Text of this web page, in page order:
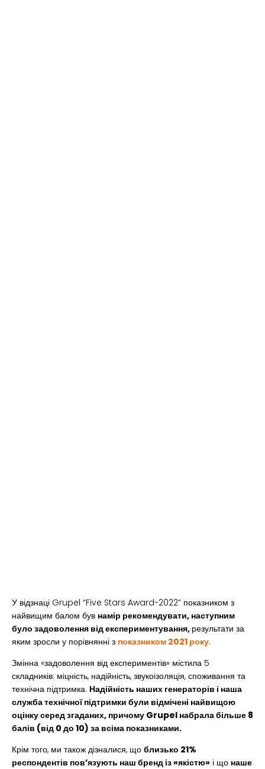
У відзнаці Grupel “Five Stars Award-2022” показником з
найвищим балом був намір рекомендувати, наступним
було задоволення від експериментування, результати за
яким зросли у порівнянні з показником 2021 року.
Змінна «задоволення від експериментів» містила 5
складників: міцність, надійність, звукоізоляція, споживання та
технічна підтримка. Надійність наших генераторів і наша
служба технічної підтримки були відмічені найвищою
оцінку серед згаданих, причому Grupel набрала більше 8
балів (від 0 до 10) за всіма показниками.
Крім того, ми також дізналися, що близько 21%
респондентів пов’язують наш бренд із «якістю» і що наше